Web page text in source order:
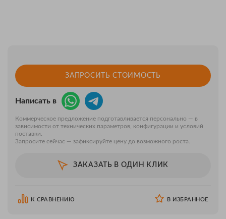
ЗАПРОСИТЬ СТОИМОСТЬ
Написать в
Коммерческое предложение подготавливается персонально — в
зависимости от технических параметров, конфигурации и условий
поставки.
Запросите сейчас — зафиксируйте цену до возможного роста.
ЗАКАЗАТЬ В ОДИН КЛИК
К СРАВНЕНИЮ В ИЗБРАННОЕ